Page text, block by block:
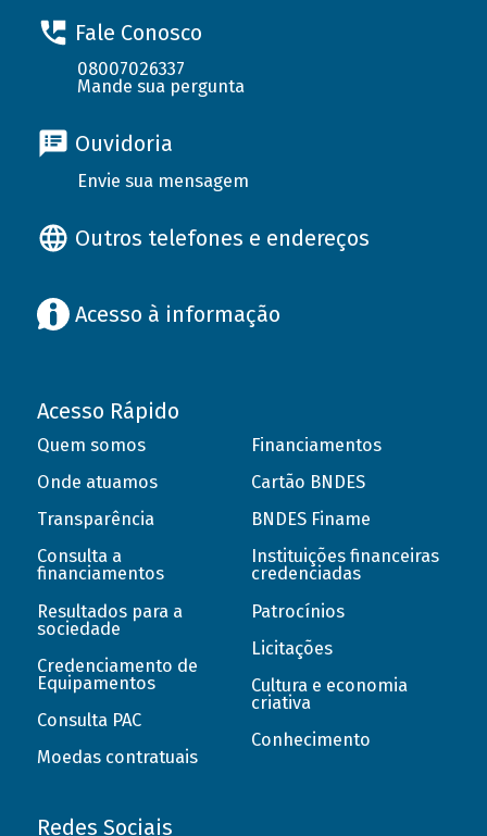
Fale Conosco
08007026337
Mande sua pergunta
Ouvidoria
Envie sua mensagem
Outros telefones e endereços
Acesso à informação
Acesso Rápido
Quem somos
Onde atuamos
Transparência
Consulta a
financiamentos
Resultados para a
sociedade
Credenciamento de
Equipamentos
Consulta PAC
Moedas contratuais
Financiamentos
Cartão BNDES
BNDES Finame
Instituições financeiras
credenciadas
Patrocínios
Licitações
Cultura e economia
criativa
Conhecimento
Redes Sociais